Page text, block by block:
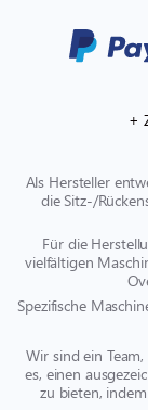
+
Als Hersteller
die Sitz-/
Für die
vielfältigen
Spezifische
Wir sind ein
es, einen
zu bieten,